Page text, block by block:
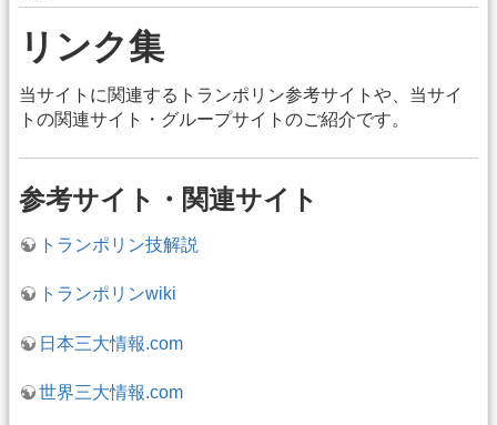
リンク集
当サイトに関連するトランポリン参考サイトや、当サイ
トの関連サイト・グループサイトのご紹介です。
参考サイト・関連サイト
トランポリン技解説
トランポリンwiki
日本三大情報.com
世界三大情報.com